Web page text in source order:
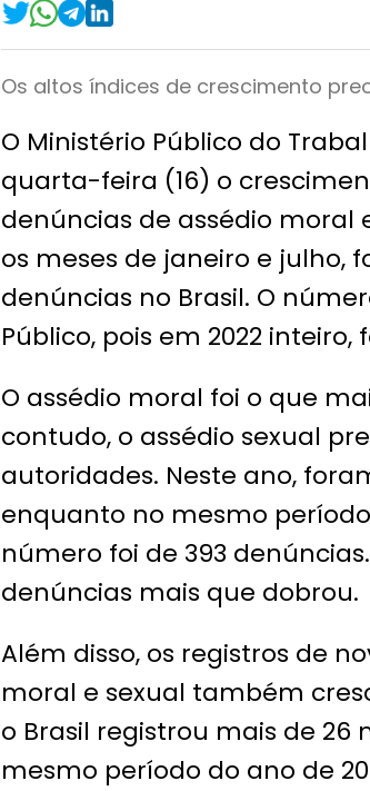
Os altos índices de crescimento
O Ministério Público do
quarta-feira (16) o
denúncias de assédio moral
os meses de janeiro e julho,
denúncias no Brasil. O
Público, pois em 2022 inteiro,
O assédio moral foi o que
contudo, o assédio sexual
autoridades. Neste ano,
enquanto no mesmo
número foi de 393
denúncias mais que dobrou.
Além disso, os registros de
moral e sexual também
o Brasil registrou mais de 26
mesmo período do ano de